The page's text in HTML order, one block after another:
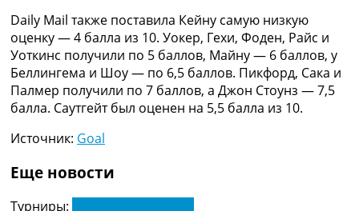
Украина. Первая Лига
Лига Чемпионов
Англия. Премьер Лига
Испания. Ла Лига
Другие Турниры >>>
Таблицы
Украина. Премьер-Лига
Лига Чемпионов. Таблицы групп
Англия. Премьер-Лига
Daily Mail также поставила Кейну самую низкую
оценку — 4 балла из 10. Уокер, Гехи, Фоден, Райс и
Уоткинс получили по 5 баллов, Майну — 6 баллов, у
Беллингема и Шоу — по 6,5 баллов. Пикфорд, Сака и
Палмер получили по 7 баллов, а Джон Стоунз — 7,5
балла. Саутгейт был оценен на 5,5 балла из 10.
Источник: Goal
Еще новости
Турниры: